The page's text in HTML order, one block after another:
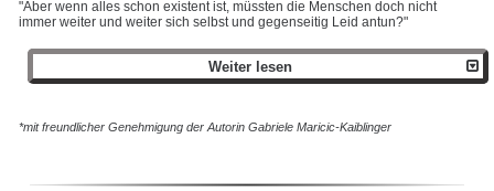
"Aber wenn alles schon existent ist, müssten die Menschen doch nicht
immer weiter und weiter sich selbst und gegenseitig Leid antun?"
Weiter lesen
*mit freundlicher Genehmigung der Autorin Gabriele Maricic-Kaiblinger